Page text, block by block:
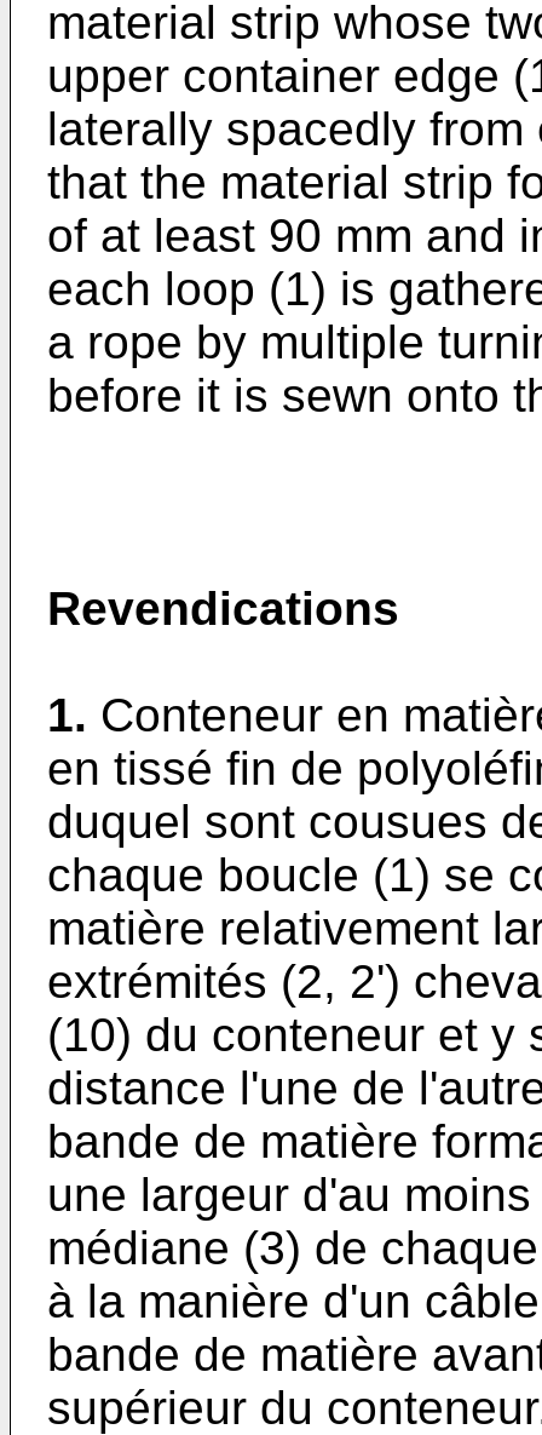
material strip whose
upper container edge
laterally spacedly
that the material strip
of at least 90 mm and
each loop (1) is
a rope by multiple
before it is sewn onto
Revendications
1. Conteneur en
en tissé fin de
duquel sont cousues
chaque boucle (1) se
matière relativement
extrémités (2, 2')
(10) du conteneur et y
distance l'une de
bande de matière
une largeur d'au
médiane (3) de
à la manière d'un
bande de matière
supérieur du